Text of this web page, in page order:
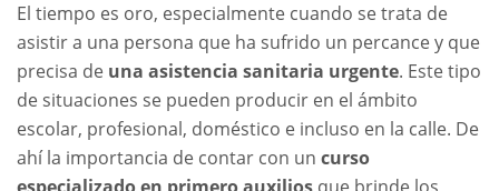
El tiempo es oro, especialmente cuando se trata de
asistir a una persona que ha sufrido un percance y que
precisa de una asistencia sanitaria urgente. Este tipo
de situaciones se pueden producir en el ámbito
escolar, profesional, doméstico e incluso en la calle. De
ahí la importancia de contar con un curso